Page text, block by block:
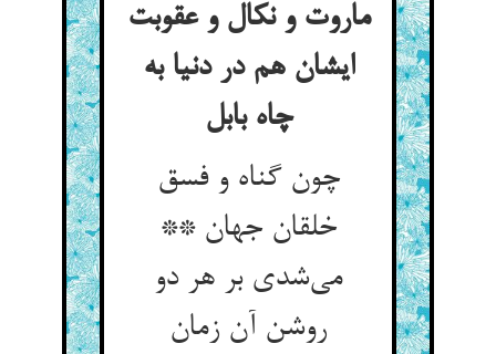
ماروت و نکال و عقوبت
ایشان هم در دنیا به
چاه بابل‌‌
چون گناه و فسق
خلقان جهان **
می‌‌شدی بر هر دو